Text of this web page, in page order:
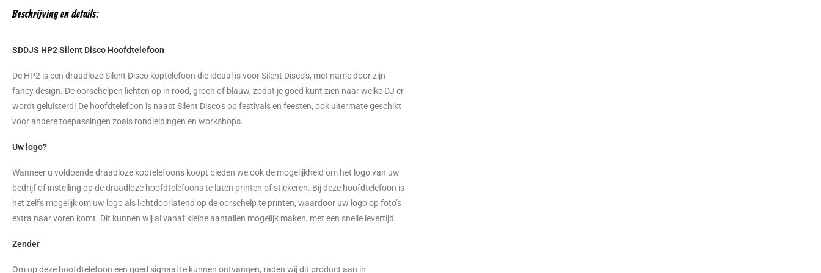
Beschrijving en details:
SDDJS HP2 Silent Disco Hoofdtelefoon
De HP2 is een draadloze Silent Disco koptelefoon die ideaal is voor Silent Disco’s, met name door zijn
fancy design. De oorschelpen lichten op in rood, groen of blauw, zodat je goed kunt zien naar welke DJ er
wordt geluisterd! De hoofdtelefoon is naast Silent Disco’s op festivals en feesten, ook uitermate geschikt
voor andere toepassingen zoals rondleidingen en workshops.
Uw logo?
Wanneer u voldoende draadloze koptelefoons koopt bieden we ook de mogelijkheid om het logo van uw
bedrijf of instelling op de draadloze hoofdtelefoons te laten printen of stickeren. Bij deze hoofdtelefoon is
het zelfs mogelijk om uw logo als lichtdoorlatend op de oorschelp te printen, waardoor uw logo op foto’s
extra naar voren komt. Dit kunnen wij al vanaf kleine aantallen mogelijk maken, met een snelle levertijd.
​Zender
Om op deze hoofdtelefoon een goed signaal te kunnen ontvangen, raden wij dit product aan in